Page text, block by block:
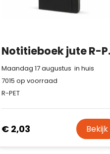
Maandag 17 augustus in huis
7015 op voorraad
R-PET
€ 2,03 Bekijk